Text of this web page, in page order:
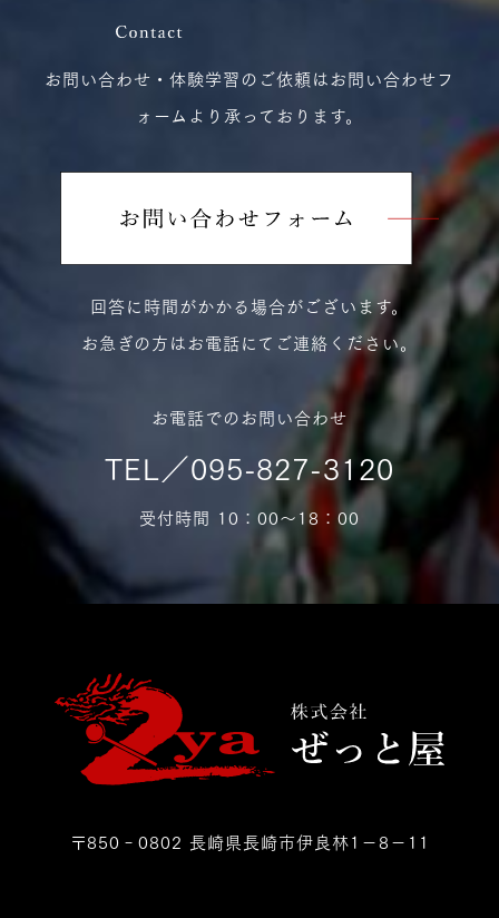
お問い合わせ・体験学習のご依頼はお問い合わせフ
ォームより承っております。
回答に時間がかかる場合がございます。
お急ぎの方はお電話にてご連絡ください。
お電話でのお問い合わせ
TEL／095-827-3120
受付時間 10：00〜18：00
〒850‐0802 長崎県長崎市伊良林1－8－11